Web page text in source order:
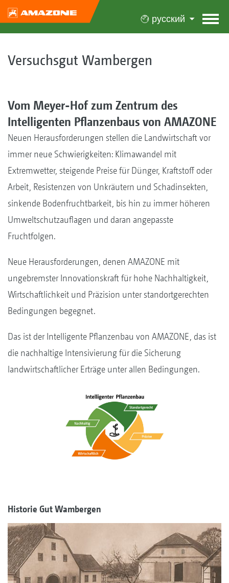
русский
Versuchsgut Wambergen
Vom Meyer-Hof zum Zentrum des
Intelligenten Pflanzenbaus von AMAZONE
Neuen Herausforderungen stellen die Landwirtschaft vor
immer neue Schwierigkeiten: Klimawandel mit
Extremwetter, steigende Preise für Dünger, Kraftstoff oder
Arbeit, Resistenzen von Unkräutern und Schadinsekten,
sinkende Bodenfruchtbarkeit, bis hin zu immer höheren
Umweltschutzauflagen und daran angepasste
Fruchtfolgen.
Neue Herausforderungen, denen AMAZONE mit
ungebremster Innovationskraft für hohe Nachhaltigkeit,
Wirtschaftlichkeit und Präzision unter standortgerechten
Bedingungen begegnet.
Das ist der Intelligente Pflanzenbau von AMAZONE, das ist
die nachhaltige Intensivierung für die Sicherung
landwirtschaftlicher Erträge unter allen Bedingungen.
Historie Gut Wambergen